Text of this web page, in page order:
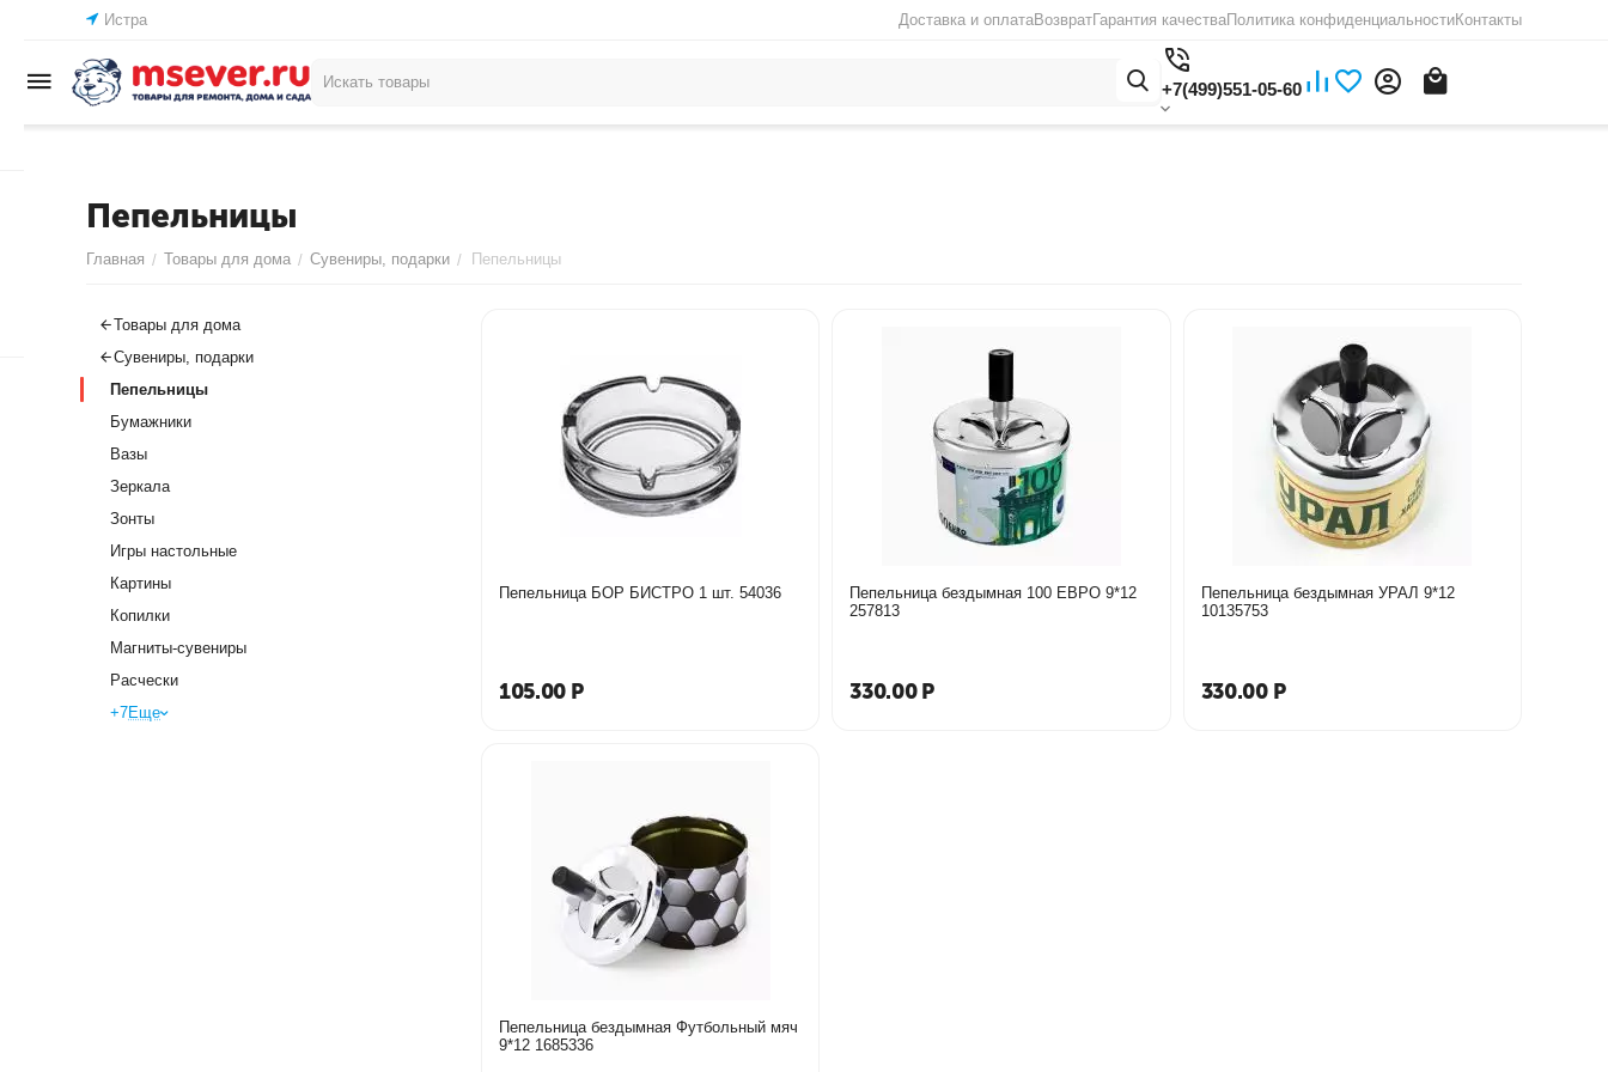
Истра Доставка и оплатаВозвратГарантия качестваПолитика конфиденциальностиКонтакты
+7(499)551-05-60
Пепельницы
Главная / Товары для дома / Сувениры, подарки / Пепельницы
Пепельница БОР БИСТРО 1 шт. 54036
105.00 Р
Пепельница бездымная 100 ЕВРО 9*12
257813
330.00 Р
Пепельница бездымная УРАЛ 9*12
10135753
330.00 Р
Пепельница бездымная Футбольный мяч
9*12 1685336
Товары для дома
Сувениры, подарки
Пепельницы
Бумажники
Вазы
Зеркала
Зонты
Игры настольные
Картины
Копилки
Магниты-сувениры
Расчески
+7Еще